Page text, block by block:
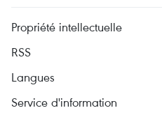
Propriété intellectuelle
RSS
Langues
Service d'information